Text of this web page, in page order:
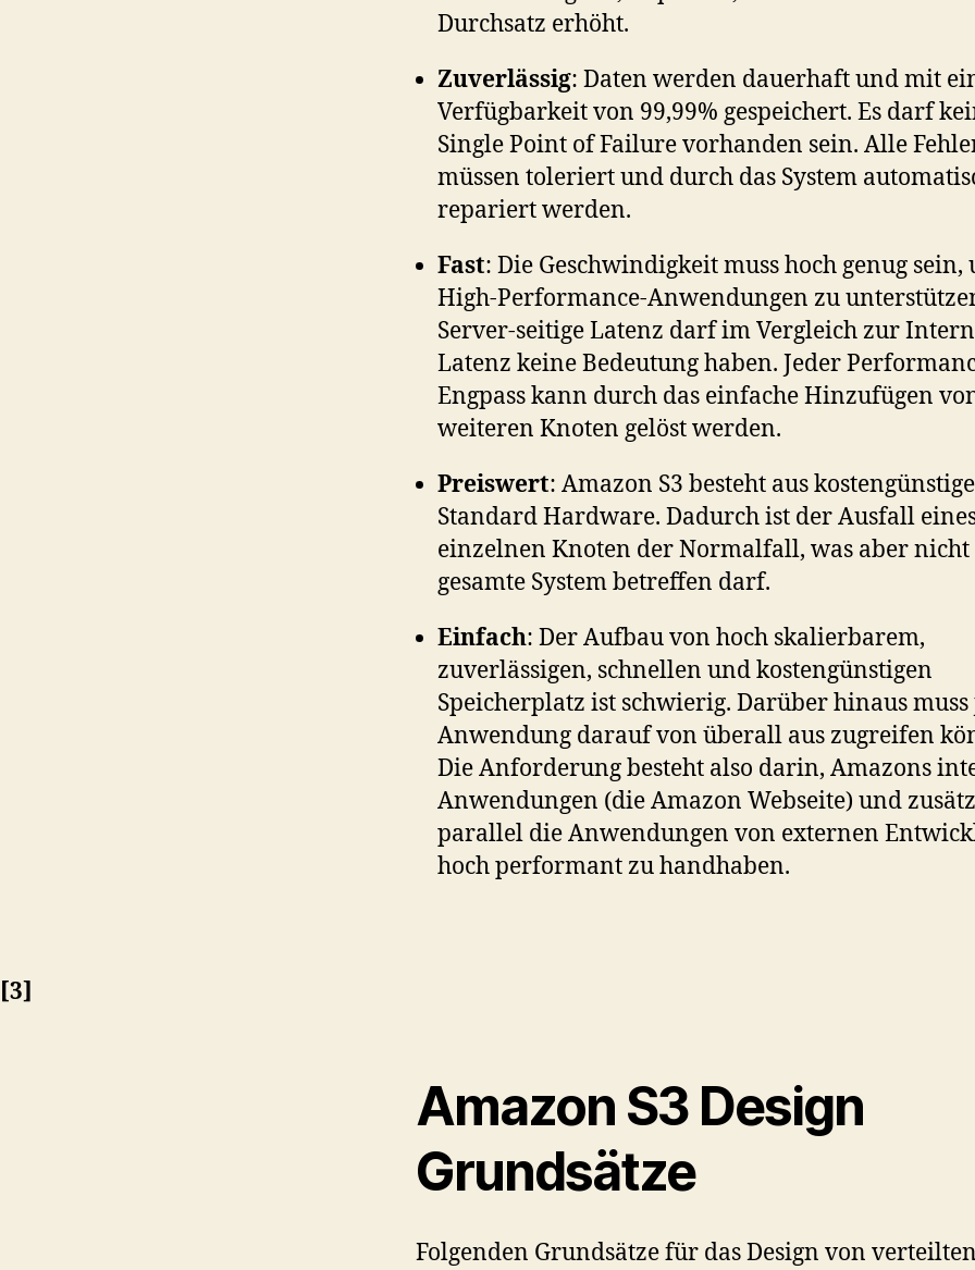
Durchsatz erhöht.
Zuverlässig: Daten werden dauerhaft und mit
Verfügbarkeit von 99,99% gespeichert. Es darf
Single Point of Failure vorhanden sein. Alle
müssen toleriert und durch das System
repariert werden.
Fast: Die Geschwindigkeit muss hoch genug sein,
High-Performance-Anwendungen zu
Server-seitige Latenz darf im Vergleich zur
Latenz keine Bedeutung haben. Jeder
Engpass kann durch das einfache Hinzufügen
weiteren Knoten gelöst werden.
Preiswert: Amazon S3 besteht aus
Standard Hardware. Dadurch ist der Ausfall
einzelnen Knoten der Normalfall, was aber nicht
gesamte System betreffen darf.
Einfach: Der Aufbau von hoch skalierbarem,
zuverlässigen, schnellen und kostengünstigen
Speicherplatz ist schwierig. Darüber hinaus muss
Anwendung darauf von überall aus zugreifen
Die Anforderung besteht also darin, Amazons
Anwendungen (die Amazon Webseite) und
parallel die Anwendungen von externen
hoch performant zu handhaben.
[3]
Amazon S3 Design
Grundsätze
Folgenden Grundsätze für das Design von